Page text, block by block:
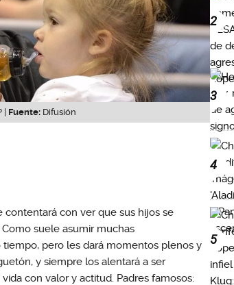
| Fuente: Difusión
contentará con ver que sus hijos se
suele asumir muchas
pero les dará momentos plenos y
y siempre los alentará a ser
con valor y actitud. Padres famosos:
2
3
4
5